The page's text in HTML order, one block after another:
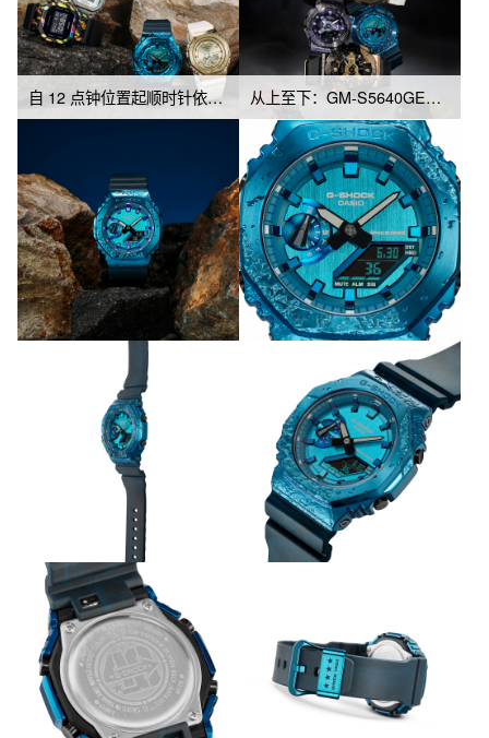
自 12 点钟位置起顺时针依次是：GM-114GEM-1A9、GM-S114GEM-1A2、GM-S2140GEM-9A、GM-2140GEM-2A、GM-5640GEM-1、GM-S5640GEM-7 从上至下：GM-S5640GEM-7、GM-5640GEM-1、GM-S2140GEM-9A、GM-S114GEM-1A2、GM-2140GEM-2A、GM-114GEM-1A9